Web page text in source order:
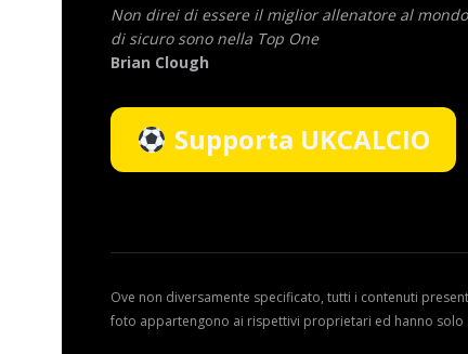
Non direi di essere il miglior allenatore al
di sicuro sono nella Top One
Brian Clough
Supporta UKCALCIO
Ove non diversamente specificato, tutti i contenuti
foto appartengono ai rispettivi proprietari ed hanno solo